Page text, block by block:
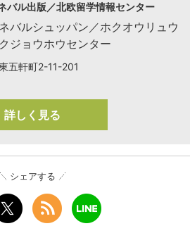
バル出版／北欧留学情報センター
バルシュッパン／ホクオウリュウ
ジョウホウセンター
五軒町2-11-201
詳しく見る
シェアする